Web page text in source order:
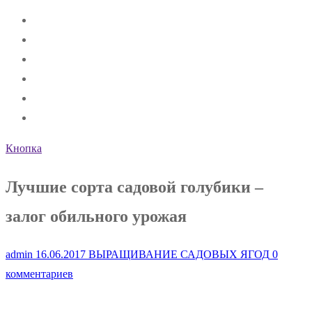
Кнопка
Лучшие сорта садовой голубики –
залог обильного урожая
admin 16.06.2017 ВЫРАЩИВАНИЕ САДОВЫХ ЯГОД 0
комментариев